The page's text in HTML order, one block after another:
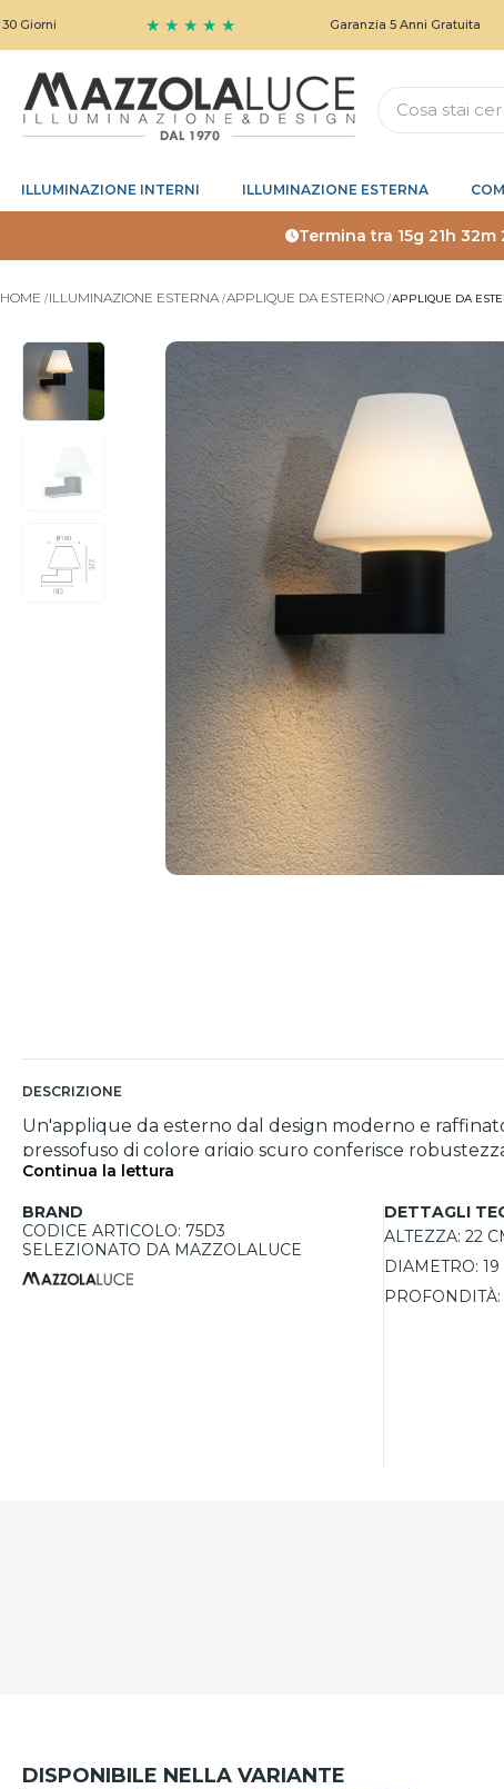
★ ★ ★ ★ ★ Garanzia 5 Anni Gratuita
ILLUMINAZIONE INTERNI ILLUMINAZIONE ESTERNA
Termina tra 15g 21h 32m
HOME ILLUMINAZIONE ESTERNA APPLIQUE DA ESTERNO APPLIQUE DA
DESCRIZIONE
Un'applique da esterno dal design moderno e
pressofuso di colore grigio scuro conferisce
diffusa. Dotata di un grado di protezione IP44, questa lampada è resistente agli agenti atmosferici e perfetta per l'uso esterno. Grazie al portalampada E27,
permette di scegliere la sorgente luminosa più adatta tra lampadine
abbinata alla sospensione e alle altre lampade per
Continua la lettura
BRAND
CODICE ARTICOLO: 75D3
SELEZIONATO DA MAZZOLALUCE
DETTAGLI
ALTEZZA: 22
DIAMETRO: 19
PROFONDITÀ:
DISPONIBILE NELLA VARIANTE